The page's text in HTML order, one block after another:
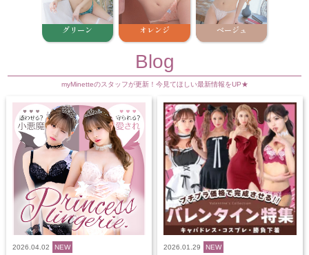
グリーン オレンジ ベージュ
Blog
myMinetteのスタッフが更新！今見てほしい最新情報をUP★
2026.04.02 NEW 2026.01.29 NEW